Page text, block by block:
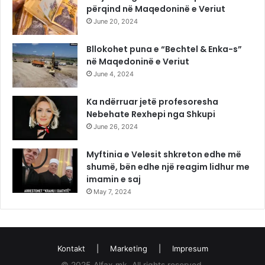
përqind në Maqedoninë e Veriut
June 20, 2024
Bllokohet puna e “Bechtel & Enka-s”
në Maqedoninë e Veriut
June 4, 2024
Ka ndërruar jetë profesoresha
Nebehate Rexhepi nga Shkupi
June 26, 2024
Myftinia e Velesit shkreton edhe më
shumë, bën edhe një reagim lidhur me
imamin e saj
May 7, 2024
Kontakt Marketing Impresum